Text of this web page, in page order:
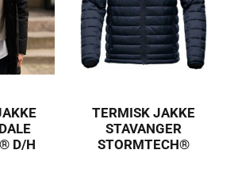
D/H
TERMISK JAKKE
STAVANGER
STORMTECH®